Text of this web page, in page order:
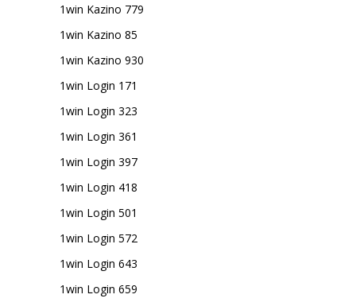
1win Kazino 779
1win Kazino 85
1win Kazino 930
1win Login 171
1win Login 323
1win Login 361
1win Login 397
1win Login 418
1win Login 501
1win Login 572
1win Login 643
1win Login 659